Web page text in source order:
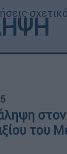
στον
του